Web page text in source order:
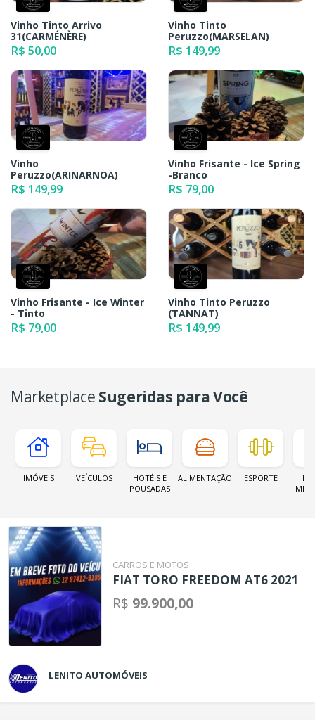
Vinho Tinto Arrivo
31(CARMÉNÈRE)
R$ 50,00
Vinho Tinto
Peruzzo(MARSELAN)
R$ 149,99
Vinho
Peruzzo(ARINARNOA)
R$ 149,99
Vinho Frisante - Ice Spring
-Branco
R$ 79,00
Vinho Frisante - Ice Winter
- Tinto
R$ 79,00
Vinho Tinto Peruzzo
(TANNAT)
R$ 149,99
Marketplace Sugeridas para Você
IMÓVEIS VEÍCULOS
HOTÉIS E
POUSADAS
ALIMENTAÇÃO ESPORTE
CARROS E MOTOS
FIAT TORO FREEDOM AT6 2021
R$ 99.900,00
LENITO AUTOMÓVEIS